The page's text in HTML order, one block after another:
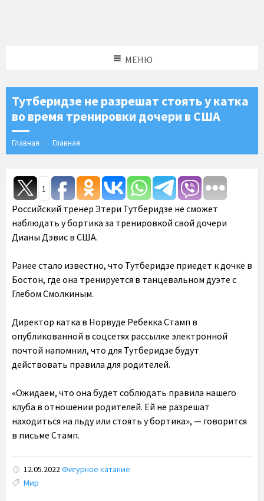
МЕНЮ
Тутберидзе не разрешат стоять у катка
во время тренировки дочери в США
Главная Главная
1
Российский тренер Этери Тутберидзе не сможет
наблюдать у бортика за тренировкой свой дочери
Дианы Дэвис в США.
Ранее стало известно, что Тутберидзе приедет к дочке в
Бостон, где она тренируется в танцевальном дуэте с
Глебом Смолкиным.
Директор катка в Норвуде Ребекка Стамп в
опубликованной в соцсетях рассылке электронной
почтой напомнил, что для Тутберидзе будут
действовать правила для родителей.
«Ожидаем, что она будет соблюдать правила нашего
клуба в отношении родителей. Ей не разрешат
находиться на льду или стоять у бортика», — говорится
в письме Стамп.
12.05.2022Фигурное катание
Tags:
Мир